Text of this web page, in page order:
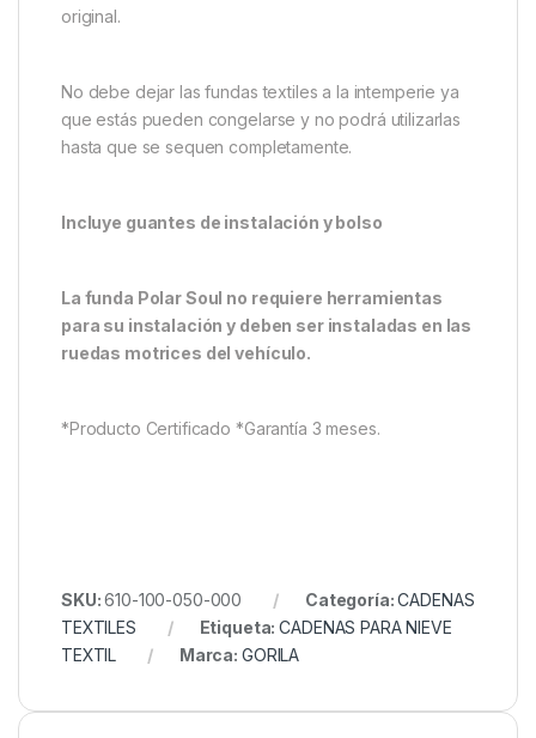
original.
No debe dejar las fundas textiles a la intemperie ya
que estás pueden congelarse y no podrá utilizarlas
hasta que se sequen completamente.
Incluye guantes de instalación y bolso
La funda Polar Soul no requiere herramientas
para su instalación y deben ser instaladas en las
ruedas motrices del vehículo.
*Producto Certificado *Garantía 3 meses.
SKU:610-100-050-000 Categoría:CADENAS
TEXTILES
Etiqueta:CADENAS PARA NIEVE
TEXTIL
Marca: GORILA